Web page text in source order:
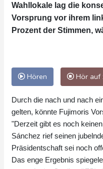
Wahllokale lag die
Vorsprung vor ihrem
Prozent der Stimmen,
Hören Hör auf
Durch die nach und nach
gelten, könnte Fujimoris
"Derzeit gibt es noch
Sánchez rief seinen
Präsidentschaft sei noch
Das enge Ergebnis